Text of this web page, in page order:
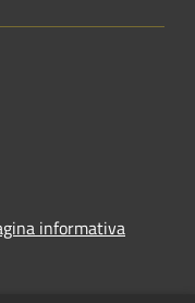
informativa